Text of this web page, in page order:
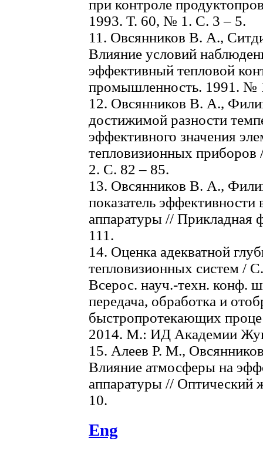
при контроле
1993. Т. 60, № 1. С. 3 – 5.
11. Овсянников В. А.,
Влияние условий
эффективный тепловой
промышленность. 1991. №
12. Овсянников В. А.,
достижимой разности
эффективного значения
тепловизионных
2. С. 82 – 85.
13. Овсянников В. А.,
показатель
аппаратуры // Прикладная
111.
14. Оценка адекватной
тепловизионных систем
Всерос. науч.-техн. конф.
передача, обработка и
быстропротекающих
2014. М.: ИД Академии
15. Алеев P. M.,
Влияние атмосферы на
аппаратуры //
10.
Eng